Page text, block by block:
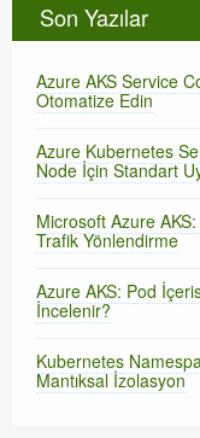
Son Yazılar
Azure AKS Service
Otomatize Edin
Azure Kubernetes
Node İçin Standart
Microsoft Azure AKS:
Trafik Yönlendirme
Azure AKS: Pod
İncelenir?
Kubernetes
Mantıksal İzolasyon